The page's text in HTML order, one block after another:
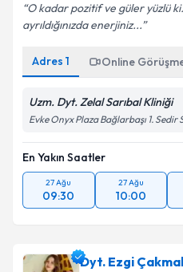
O kadar pozitif ve güler yüzlü
ayrıldığınızda enerjiniz...
Adres 1 Online
Uzm. Dyt. Zelal Sarıbal Kliniği
Evke Onyx Plaza Bağlarbaşı 1. Sedir
En Yakın Saatler
27 Ağu
09:30
27 Ağu
10:00
Dyt. Ezgi